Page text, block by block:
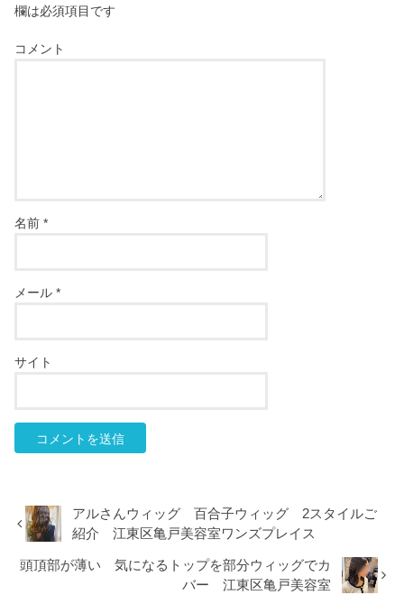
欄は必須項目です
コメント
名前*
メール*
サイト
アルさんウィッグ 百合子ウィッグ 2スタイルご
紹介 江東区亀戸美容室ワンズプレイス
頭頂部が薄い 気になるトップを部分ウィッグでカ
バー 江東区亀戸美容室